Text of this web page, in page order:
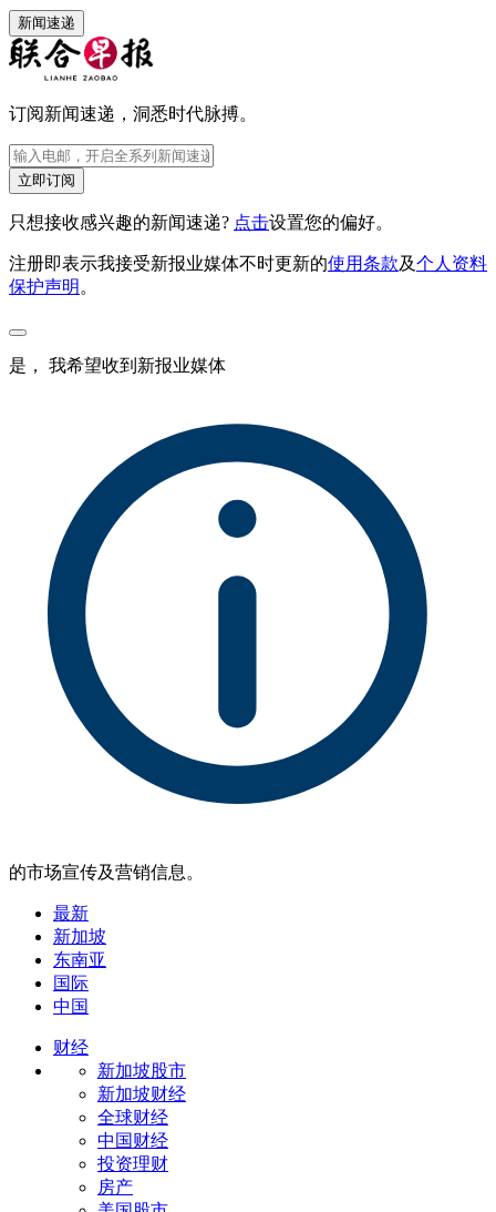
新闻速递
订阅新闻速递，洞悉时代脉搏。
立即订阅
只想接收感兴趣的新闻速递? 点击设置您的偏好。
注册即表示我接受新报业媒体不时更新的使用条款及个人资料
保护声明 。
是， 我希望收到新报业媒体
的市场宣传及营销信息。
最新
新加坡
东南亚
国际
中国
财经
新加坡股市
新加坡财经
全球财经
中国财经
投资理财
房产